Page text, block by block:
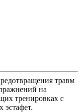
травм
на
тренировках с
эстафет.